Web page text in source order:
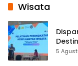
Wisata
5